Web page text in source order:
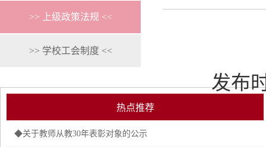
>> 上级政策法规 <<
>> 学校工会制度 <<
热点推荐
◆关于教师从教30年表彰对象的公示
发布